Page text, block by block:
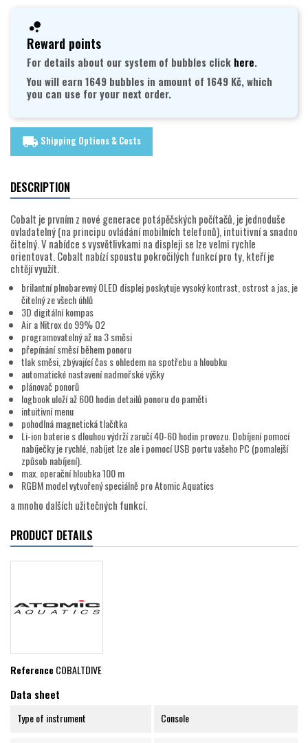
Reward points
For details about our system of bubbles click here.
You will earn 1649 bubbles in amount of 1649 Kč, which
you can use for your next order.
local_shipping Shipping Options & Costs
DESCRIPTION
Cobalt je prvním z nové generace potápěčských počítačů, je jednoduše
ovladatelný (na principu ovládání mobilních telefonů), intuitivní a snadno
čitelný. V nabídce s vysvětlivkami na displeji se lze velmi rychle
orientovat. Cobalt nabízí spoustu pokročilých funkcí pro ty, kteří je
chtějí využít.
brilantní plnobarevný OLED displej poskytuje vysoký kontrast, ostrost a jas, je
čitelný ze všech úhlů
3D digitální kompas
Air a Nitrox do 99% O2
programovatelný až na 3 směsi
přepínání směsí během ponoru
tlak směsi, zbývající čas s ohledem na spotřebu a hloubku
automatické nastavení nadmořské výšky
plánovač ponorů
logbook uloží až 600 hodin detailů ponoru do paměti
intuitivní menu
pohodlná magnetická tlačítka
Li-ion baterie s dlouhou výdrží zaručí 40-60 hodin provozu. Dobíjení pomocí
nabíječky je rychlé, nabíjet lze ale i pomocí USB portu vašeho PC (pomalejší
způsob nabíjení).
max. operační hloubka 100 m
RGBM model vytvořený speciálně pro Atomic Aquatics
a mnoho dalších užitečných funkcí.
PRODUCT DETAILS
ReferenceCOBALTDIVE
Data sheet
Type of instrument Console